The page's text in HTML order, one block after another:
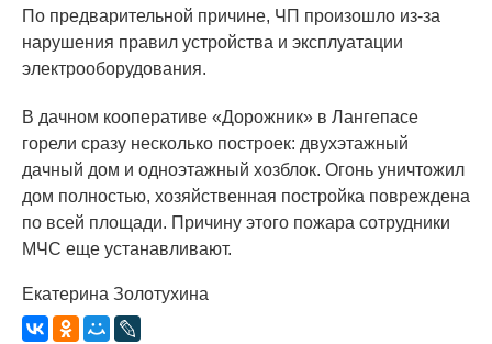
По предварительной причине, ЧП произошло из-за
нарушения правил устройства и эксплуатации
электрооборудования.
В дачном кооперативе «Дорожник» в Лангепасе
горели сразу несколько построек: двухэтажный
дачный дом и одноэтажный хозблок. Огонь уничтожил
дом полностью, хозяйственная постройка повреждена
по всей площади. Причину этого пожара сотрудники
МЧС еще устанавливают.
Екатерина Золотухина